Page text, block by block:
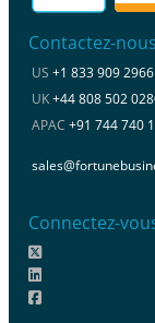
Contactez-nous
US +1 833 909
UK+44 808 502
APAC +91 744 740
Connectez-